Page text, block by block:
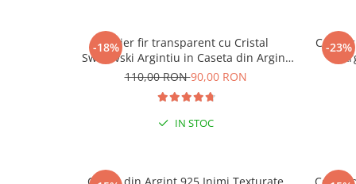
-18%
Colier fir transparent cu Cristal
Swarovski Argintiu in Caseta din Argint
925
110,00 RON90,00 RON
IN STOC
-23%
Colier